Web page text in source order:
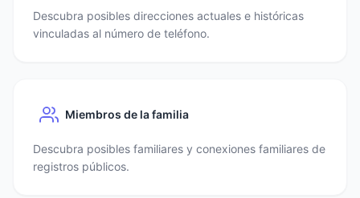
Descubra posibles direcciones actuales e históricas
vinculadas al número de teléfono.
Miembros de la familia
Descubra posibles familiares y conexiones familiares de
registros públicos.